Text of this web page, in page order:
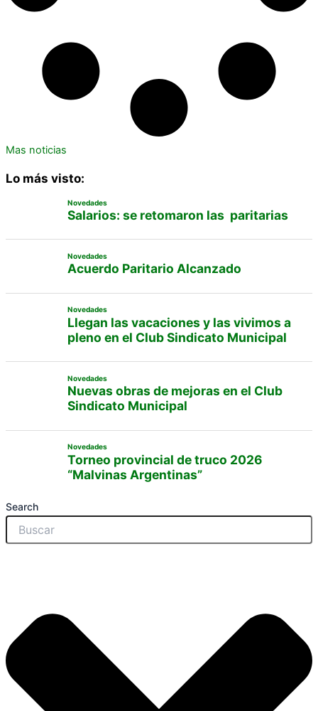
Mas noticias
Lo más visto:
Novedades
Salarios: se retomaron las paritarias
Novedades
Acuerdo Paritario Alcanzado
Novedades
Llegan las vacaciones y las vivimos a
pleno en el Club Sindicato Municipal
Novedades
Nuevas obras de mejoras en el Club
Sindicato Municipal
Novedades
Torneo provincial de truco 2026
“Malvinas Argentinas”
Search